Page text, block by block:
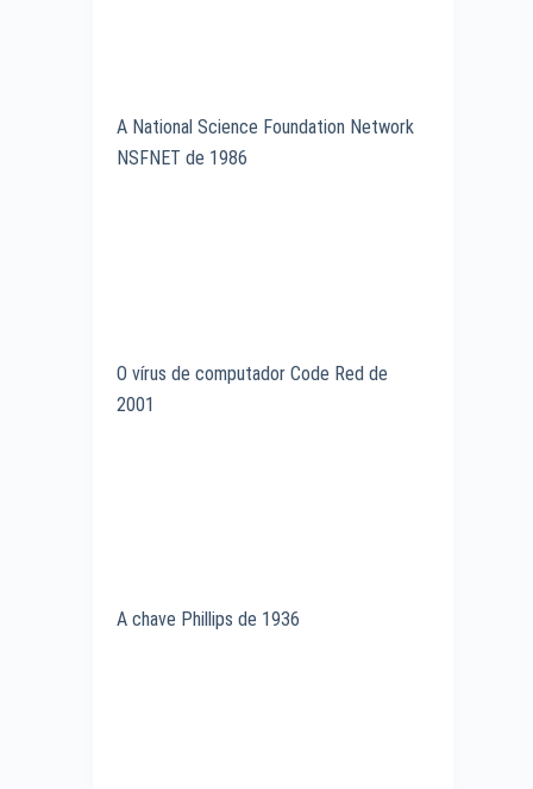
A National Science Foundation Network
NSFNET de 1986
O vírus de computador Code Red de
2001
A chave Phillips de 1936